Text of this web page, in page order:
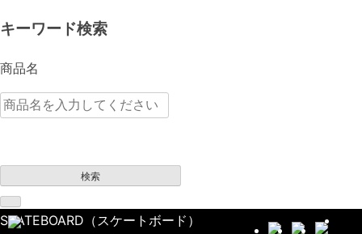
キーワード検索
商品名
検索
SKATEBOARD （スケートボード）